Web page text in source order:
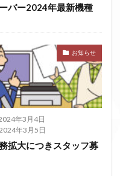
バー2024年最新機種
お知らせ
年3月4日
年3月5日
拡大につきスタッフ募